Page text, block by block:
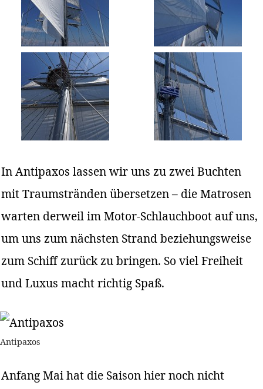
In Antipaxos lassen wir uns zu zwei Buchten
mit Traumstränden übersetzen – die Matrosen
warten derweil im Motor-Schlauchboot auf uns,
um uns zum nächsten Strand beziehungsweise
zum Schiff zurück zu bringen. So viel Freiheit
und Luxus macht richtig Spaß.
Antipaxos
Anfang Mai hat die Saison hier noch nicht